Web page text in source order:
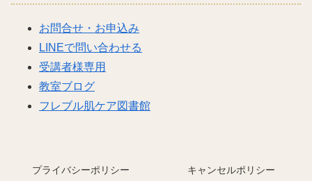
お問合せ・お申込み
LINEで問い合わせる
受講者様専用
教室ブログ
フレブル肌ケア図書館
プライバシーポリシー キャンセルポリシー